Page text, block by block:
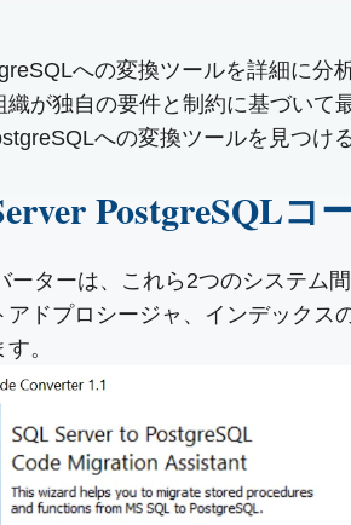
への変換ツールを詳細に分
が独自の要件と制約に基づいて
への変換ツールを見つけ
PostgreSQLコ
ターは、これら2つのシステム
ドプロシージャ、インデックス
。